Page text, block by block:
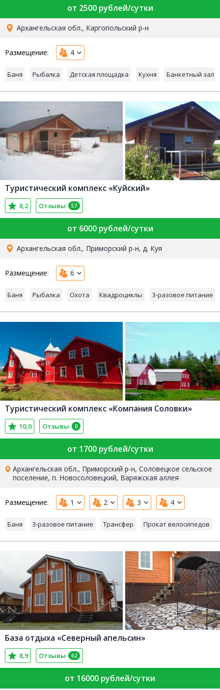
от 2500 рублей/сутки
Архангельская обл., Каргопольский р-н
Размещение: 4
Баня Рыбалка Детская площадка Кухня Банкетный зал
Туристический комплекс «Куйский»
8,2 Отзывы 57
от 6000 рублей/сутки
Архангельская обл., Приморский р-н, д. Куя
Размещение: 6
Баня Рыбалка Охота Квадроциклы 3-разовое питание
Туристический комплекс «Компания Соловки»
10,0 Отзывы 0
от 1700 рублей/сутки
Архангельская обл., Приморский р-н, Соловецкое сельское
поселение, п. Новосоловецкий, Варяжская аллея
Размещение: 1 2 3 4
Баня 3-разовое питание Трансфер Прокат велосипедов
База отдыха «Северный апельсин»
8,9 Отзывы 62
от 16000 рублей/сутки